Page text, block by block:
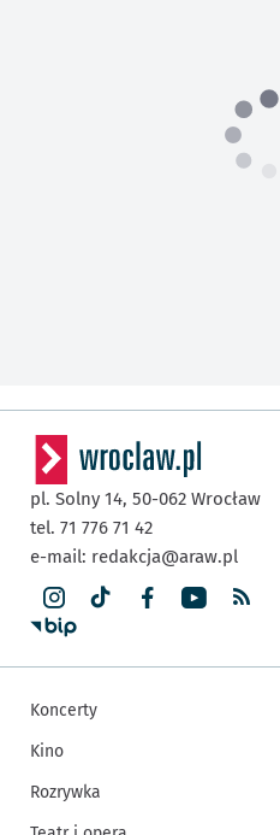
pl. Solny 14, 50-062 Wrocław
tel. 71 776 71 42
e-mail: redakcja@araw.pl
Koncerty
Kino
Rozrywka